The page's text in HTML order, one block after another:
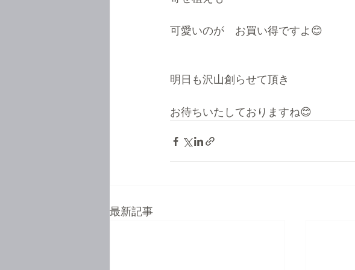
可愛いのが　お買い得ですよ😊
明日も沢山創らせて頂き
お待ちいたしておりますね😊
最新記事